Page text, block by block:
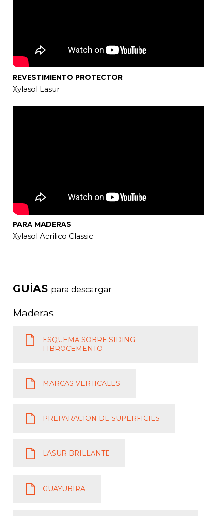
REVESTIMIENTO PROTECTOR
Xylasol Lasur
PARA MADERAS
Xylasol Acrilico Classic
GUÍAS para descargar
Maderas
ESQUEMA SOBRE SIDING
FIBROCEMENTO
MARCAS VERTICALES
PREPARACION DE SUPERFICIES
LASUR BRILLANTE
GUAYUBIRA